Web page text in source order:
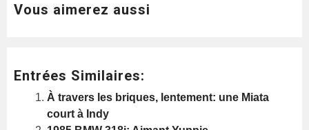
Vous aimerez aussi
Entrées Similaires:
À travers les briques, lentement: une Miata
court à Indy